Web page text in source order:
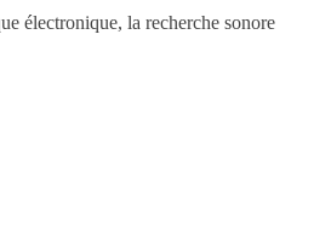
électronique, la recherche sonore